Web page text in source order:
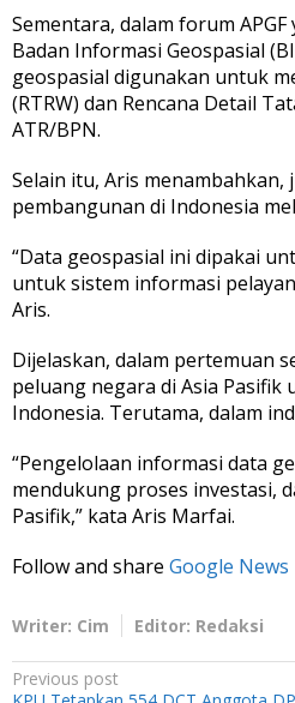
n
g
T
a
n
T
e
e
t
a
n
d
e
g
a
R
s
u
s
i
Sementara, dalam forum
Badan Informasi Geospasial
geospasial digunakan untuk
(RTRW) dan Rencana Detail
ATR/BPN.
Selain itu, Aris
pembangunan di Indonesia
“Data geospasial ini dipakai
untuk sistem informasi
Aris.
Dijelaskan, dalam pertemuan
peluang negara di Asia
Indonesia. Terutama, dalam
“Pengelolaan informasi data
mendukung proses investasi,
Pasifik,” kata Aris Marfai.
Follow and share Google News
Writer: Cim Editor: Redaksi
P
Previous post